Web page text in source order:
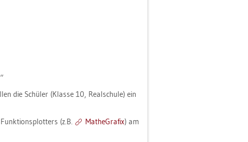
die Schü­ler (Klas­se 10, Re­al­schu­le) ein
(z.B.
Ma­the­Gra­fix) am